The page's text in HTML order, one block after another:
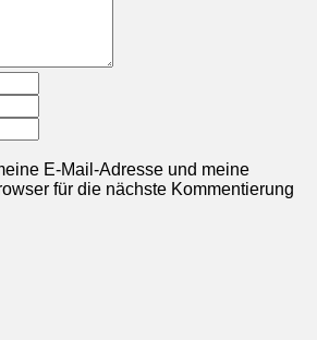
E-Mail-Adresse und meine
für die nächste Kommentierung